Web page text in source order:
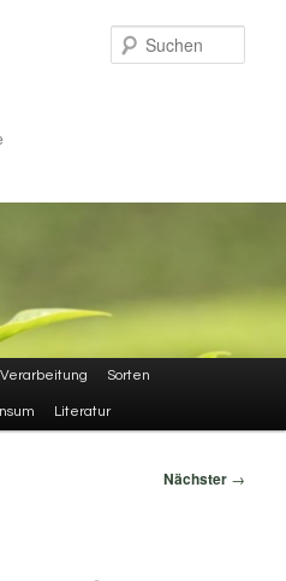
Sorten
Literatur
Nächster →